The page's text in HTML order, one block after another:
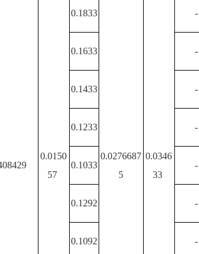
0.0150
57
0.1833
0.0276687
5
0.0346
33
-
0.1633 -
0.1433 -
0.1233 -
0.1033 -
0.1292 -
0.1092 -